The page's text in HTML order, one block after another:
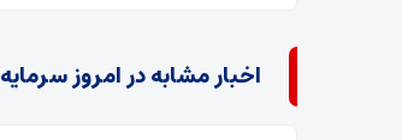
اخبار مشابه در امروز سرمایه